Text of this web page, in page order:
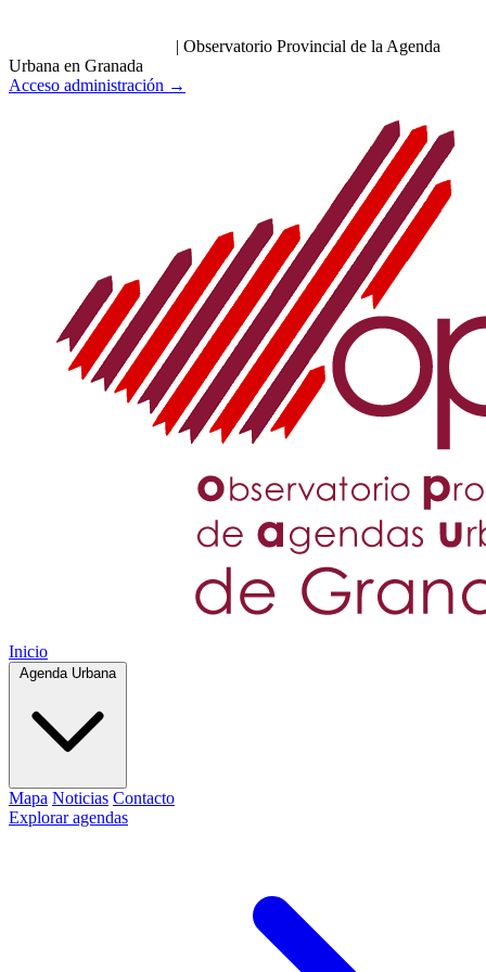
| Observatorio Provincial de la Agenda
Urbana en Granada
Acceso administración →
Inicio
Agenda Urbana
Mapa Noticias Contacto
Explorar agendas